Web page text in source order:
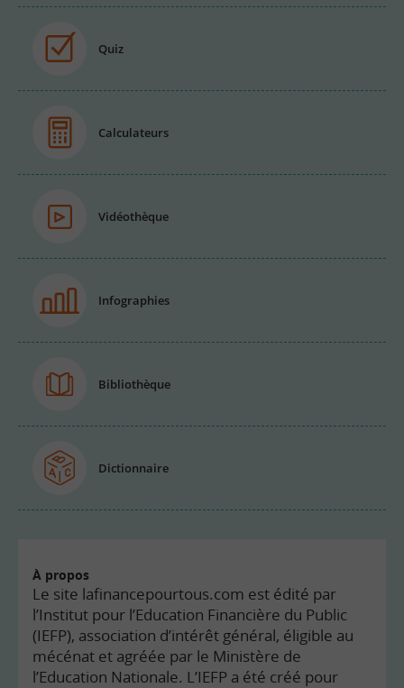
Quiz
Calculateurs
Vidéothèque
Infographies
Bibliothèque
Dictionnaire
À propos
Le site lafinancepourtous.com est édité par
l’Institut pour l’Education Financière du Public
(IEFP), association d’intérêt général, éligible au
mécénat et agréée par le Ministère de
l’Education Nationale. L’IEFP a été créé pour